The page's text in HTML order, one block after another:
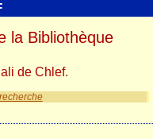
la Bibliothèque
de Chlef.